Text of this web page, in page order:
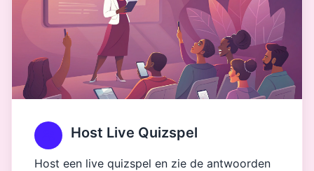
Host Live Quizspel
Host een live quizspel en zie de antwoorden